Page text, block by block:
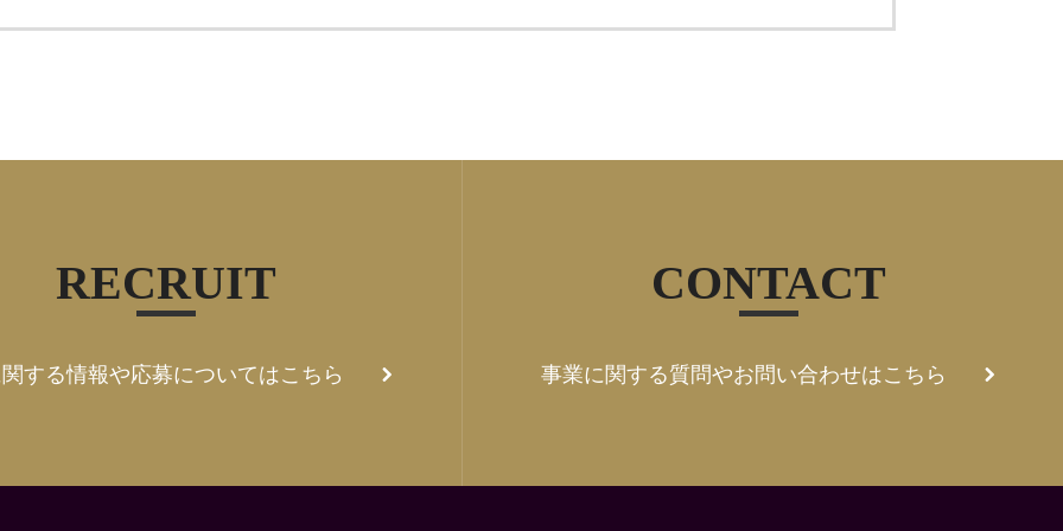
RECRUIT
する情報や応募についてはこちら
CONTACT
事業に関する質問やお問い合わせはこちら